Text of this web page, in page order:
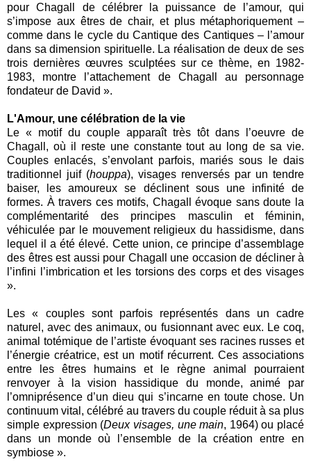
pour Chagall de célébrer la puissance de l’amour, qui
s’impose aux êtres de chair, et plus métaphoriquement –
comme dans le cycle du Cantique des Cantiques – l’amour
dans sa dimension spirituelle. La réalisation de deux de ses
trois dernières œuvres sculptées sur ce thème, en 1982-
1983, montre l’attachement de Chagall au personnage
fondateur de David ».
L'Amour, une célébration de la vie
Le « motif du couple apparaît très tôt dans l’oeuvre de
Chagall, où il reste une constante tout au long de sa vie.
Couples enlacés, s’envolant parfois, mariés sous le dais
traditionnel juif (houppa), visages renversés par un tendre
baiser, les amoureux se déclinent sous une infinité de
formes. À travers ces motifs, Chagall évoque sans doute la
complémentarité des principes masculin et féminin,
véhiculée par le mouvement religieux du hassidisme, dans
lequel il a été élevé. Cette union, ce principe d’assemblage
des êtres est aussi pour Chagall une occasion de décliner à
l’infini l’imbrication et les torsions des corps et des visages
».
Les « couples sont parfois représentés dans un cadre
naturel, avec des animaux, ou fusionnant avec eux. Le coq,
animal totémique de l’artiste évoquant ses racines russes et
l’énergie créatrice, est un motif récurrent. Ces associations
entre les êtres humains et le règne animal pourraient
renvoyer à la vision hassidique du monde, animé par
l’omniprésence d’un dieu qui s’incarne en toute chose. Un
continuum vital, célébré au travers du couple réduit à sa plus
simple expression (Deux visages, une main, 1964) ou placé
dans un monde où l’ensemble de la création entre en
symbiose ».